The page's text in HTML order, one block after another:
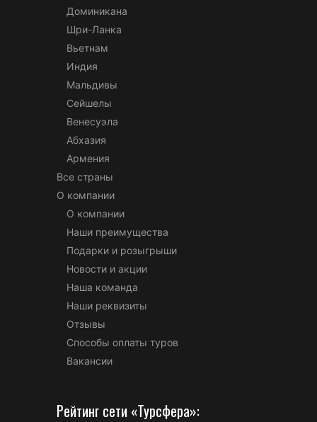
Доминикана
Шри-Ланка
Вьетнам
Индия
Мальдивы
Сейшелы
Венесуэла
Абхазия
Армения
Все страны
О компании
О компании
Наши преимущества
Подарки и розыгрыши
Новости и акции
Наша команда
Наши реквизиты
Отзывы
Способы оплаты туров
Вакансии
Рейтинг сети «Турсфера»: